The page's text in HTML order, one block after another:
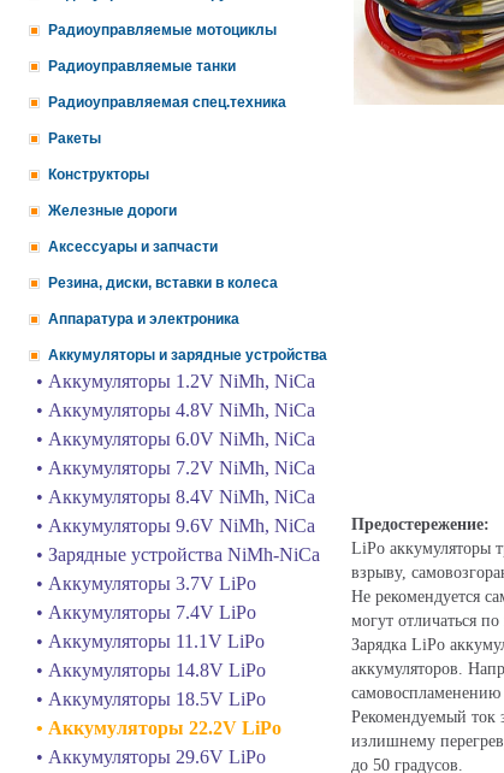
Радиоуправляемые мотоциклы
Радиоуправляемые танки
Радиоуправляемая спец.техника
Ракеты
Конструкторы
Железные дороги
Аксессуары и запчасти
Резина, диски, вставки в колеса
Аппаратура и электроника
Аккумуляторы и зарядные устройства
• Аккумуляторы 1.2V NiMh, NiCa
• Аккумуляторы 4.8V NiMh, NiCa
• Аккумуляторы 6.0V NiMh, NiCa
• Аккумуляторы 7.2V NiMh, NiCa
• Аккумуляторы 8.4V NiMh, NiCa
• Аккумуляторы 9.6V NiMh, NiCa
• Зарядные устройства NiMh-NiCa
• Аккумуляторы 3.7V LiPo
• Аккумуляторы 7.4V LiPo
• Аккумуляторы 11.1V LiPo
• Аккумуляторы 14.8V LiPo
• Аккумуляторы 18.5V LiPo
• Аккумуляторы 22.2V LiPo
• Аккумуляторы 29.6V LiPo
Предостережение:
LiPo аккумуляторы
взрыву,
Не рекомендуется
могут отличаться
Зарядка LiPo
аккумуляторов.
самовоспламенению
Рекомендуемый ток
излишнему
до 50 градусов.